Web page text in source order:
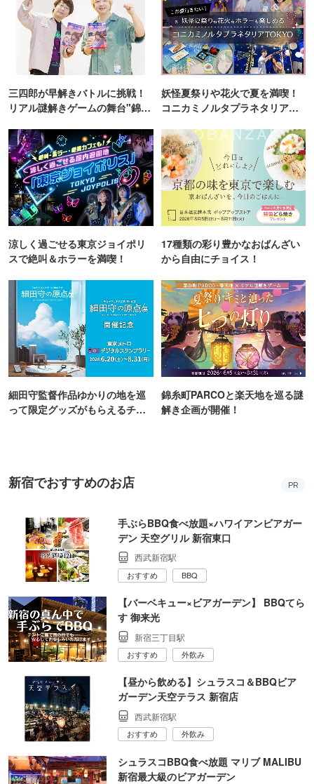
三四郎が早解きバトルに挑戦！
リアル謎解きゲームの舞台"錦糸
妖怪夏祭りや花火で夏を満喫！
コニカミノルタプラネタリア
涼しく過ごせる東京ジョイポリ
スで絶叫＆ホラーを満喫！
17種類の彩り豊かなおばんざい
から自由にチョイス！
細田守監督作品ゆかりの地を巡
って限定グッズがもらえるチャ
錦糸町PARCOと楽天地を巡る謎
解き企画が開催！
新宿でおすすめのお店 PR
手ぶらBBQ食べ放題×ハワイアンビアガー
デン 天空グリル 新宿東口
西武新宿駅
おすすめ BBQ
【バーベキュー×ビアガーデン】 BBQてら
す 御来光
新宿三丁目駅
おすすめ 外飲み
【昼から飲める】シュラスコ＆BBQビア
ガーデン天空テラス 新宿店
西武新宿駅
おすすめ 外飲み
シュラスコBBQ食べ放題 マリブ MALIBU
新宿最大級のビアガーデン